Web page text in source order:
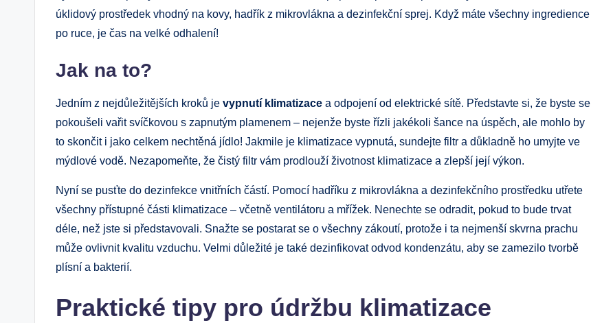
úklidový prostředek vhodný na kovy, hadřík z mikrovlákna a dezinfekční sprej. Když máte všechny ingredience
po ruce, je čas na velké odhalení!
Jak na to?
Jedním z nejdůležitějších kroků je vypnutí klimatizace a odpojení od elektrické sítě. Představte si, že byste se
pokoušeli vařit svíčkovou s zapnutým plamenem – nejenže byste řízli jakékoli šance na úspěch, ale mohlo by
to skončit i jako celkem nechtěná jídlo! Jakmile je klimatizace vypnutá, sundejte filtr a důkladně ho umyjte ve
mýdlové vodě. Nezapomeňte, že čistý filtr vám prodlouží životnost klimatizace a zlepší její výkon.
Nyní se pusťte do dezinfekce vnitřních částí. Pomocí hadříku z mikrovlákna a dezinfekčního prostředku utřete
všechny přístupné části klimatizace – včetně ventilátoru a mřížek. Nenechte se odradit, pokud to bude trvat
déle, než jste si představovali. Snažte se postarat se o všechny zákoutí, protože i ta nejmenší skvrna prachu
může ovlivnit kvalitu vzduchu. Velmi důležité je také dezinfikovat odvod kondenzátu, aby se zamezilo tvorbě
plísní a bakterií.
Praktické tipy pro údržbu klimatizace